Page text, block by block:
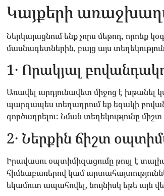
Կայքերի
Ներկայացնում ենք չորս մեթոդ, որոնք
մասնագետներին, բայց այս
1․ Որակյալ
Առավել արդյունավետ միջոց է խթանել
պարզապես տեղադրում եք եզակի
գործադրելու: Նման տեղեկությունը միշտ
2․ Ներքին ճիշտ
Իրավասու օպտիմիզացումը թույլ է
հիմնաբառերով կամ
եկամուտ ապահովել, նույնիսկ եթե այն